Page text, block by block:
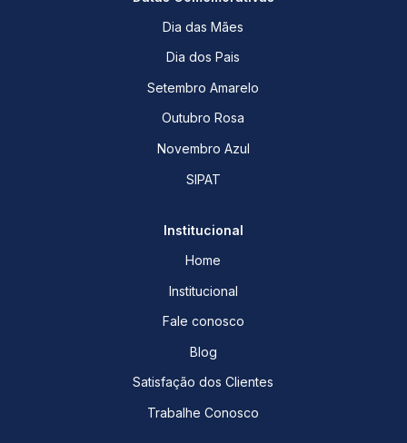
Dia das Mães
Dia dos Pais
Setembro Amarelo
Outubro Rosa
Novembro Azul
SIPAT
Institucional
Home
Institucional
Fale conosco
Blog
Satisfação dos Clientes
Trabalhe Conosco